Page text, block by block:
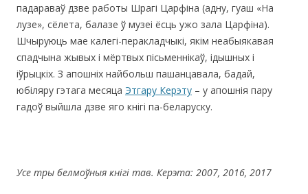
падараваў дзве работы Шрагі Царфіна (адну, гуаш «На
лузе», сёлета, балазе ў музеі ёсць ужо зала Царфіна).
Шчыруюць мае калегі-перакладчыкі, якім неабыякавая
спадчына жывых і мёртвых пісьменнікаў, ідышных і
іўрыцкіх. З апошніх найбольш пашанцавала, бадай,
юбіляру гэтага месяца Этгару Керэту – у апошнія пару
гадоў выйшла дзве яго кнігі па-беларуску.
Усе тры белмоўныя кнігі тав. Керэта: 2007, 2016, 2017